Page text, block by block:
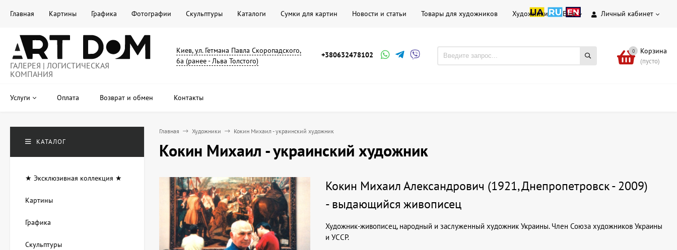
Личный кабинет
Главная Картины Графика Фотографии Скульптуры Каталоги Сумки для картин Новости и статьи Товары для художников Художники Еще
ГАЛЕРЕЯ | ЛОГИСТИЧЕСКАЯ
КОМПАНИЯ
Киев, ул. Гетмана Павла Скоропадского,
6а (ранее - Льва Толстого)
+380632478102 0 Корзина
(пусто)
Услуги Оплата Возврат и обмен Контакты
Главная Художники Кокин Михаил - украинский художник
Кокин Михаил - украинский художник
Кокин Михаил Александрович (1921, Днепропетровск - 2009)
- выдающийся живописец
Художник-живописец, народный и заслуженный художник Украины. Член Союза художников Украины
и УССР.
КАТАЛОГ
★ Эксклюзивная коллекция ★
Картины
Графика
Скульптуры